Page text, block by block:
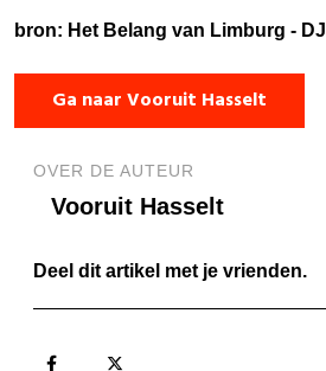
bron: Het Belang van Limburg - DJ
Ga naar Vooruit Hasselt
OVER DE AUTEUR
Vooruit Hasselt
Deel dit artikel met je vrienden.